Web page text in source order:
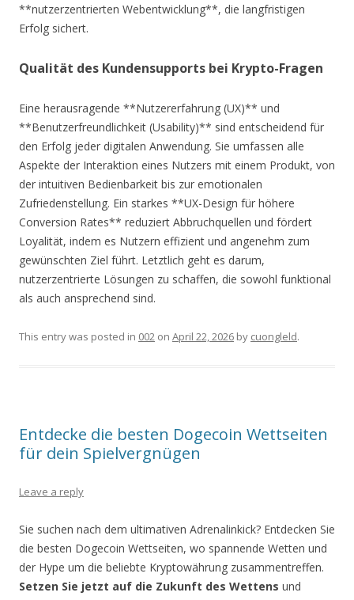
**nutzerzentrierten Webentwicklung**, die langfristigen
Erfolg sichert.
Qualität des Kundensupports bei Krypto-Fragen
Eine herausragende **Nutzererfahrung (UX)** und
**Benutzerfreundlichkeit (Usability)** sind entscheidend für
den Erfolg jeder digitalen Anwendung. Sie umfassen alle
Aspekte der Interaktion eines Nutzers mit einem Produkt, von
der intuitiven Bedienbarkeit bis zur emotionalen
Zufriedenstellung. Ein starkes **UX-Design für höhere
Conversion Rates** reduziert Abbruchquellen und fördert
Loyalität, indem es Nutzern effizient und angenehm zum
gewünschten Ziel führt. Letztlich geht es darum,
nutzerzentrierte Lösungen zu schaffen, die sowohl funktional
als auch ansprechend sind.
This entry was posted in 002 on April 22, 2026 by cuongleld.
Entdecke die besten Dogecoin Wettseiten
für dein Spielvergnügen
Leave a reply
Sie suchen nach dem ultimativen Adrenalinkick? Entdecken Sie
die besten Dogecoin Wettseiten, wo spannende Wetten und
der Hype um die beliebte Kryptowährung zusammentreffen.
Setzen Sie jetzt auf die Zukunft des Wettens und